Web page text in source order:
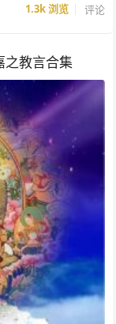
1.3k浏览 评论
之教言合集